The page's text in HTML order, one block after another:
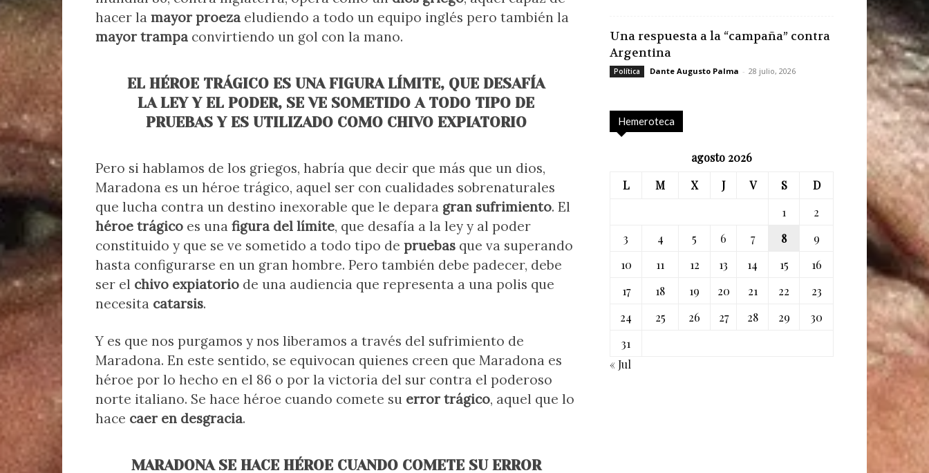
hacer la mayor proeza eludiendo a todo un equipo inglés pero también la
mayor trampa convirtiendo un gol con la mano.
EL HÉROE TRÁGICO ES UNA FIGURA LÍMITE, QUE DESAFÍA
LA LEY Y EL PODER, SE VE SOMETIDO A TODO TIPO DE
PRUEBAS Y ES UTILIZADO COMO CHIVO EXPIATORIO
Pero si hablamos de los griegos, habría que decir que más que un dios,
Maradona es un héroe trágico, aquel ser con cualidades sobrenaturales
que lucha contra un destino inexorable que le depara gran sufrimiento. El
héroe trágico es una figura del límite, que desafía a la ley y al poder
constituido y que se ve sometido a todo tipo de pruebas que va superando
hasta configurarse en un gran hombre. Pero también debe padecer, debe
ser el chivo expiatorio de una audiencia que representa a una polis que
necesita catarsis.
Y es que nos purgamos y nos liberamos a través del sufrimiento de
Maradona. En este sentido, se equivocan quienes creen que Maradona es
héroe por lo hecho en el 86 o por la victoria del sur contra el poderoso
norte italiano. Se hace héroe cuando comete su error trágico, aquel que lo
hace caer en desgracia.
MARADONA SE HACE HÉROE CUANDO COMETE SU ERROR
Una respuesta a la “campaña” contra
Argentina
Política Dante Augusto Palma - 28 julio, 2026
Hemeroteca
agosto 2026
L
M X J V S
D
1
2
3
4 5 6 7 8
9
10
11 12 13 14 15
16
17
18 19 20 21 22
23
24
25 26 27 28 29
30
31
« Jul